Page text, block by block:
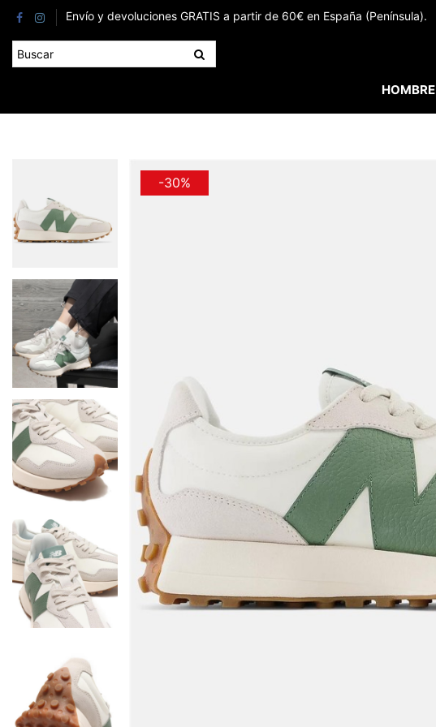
Envío y devoluciones GRATIS a partir de 60€ en España (Península).
HOMBRE
-30%